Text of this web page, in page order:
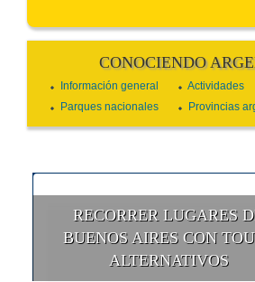
CONOCIENDO
Información general
Actividades
Parques nacionales
Provincias
RECORRER LUGARES
BUENOS AIRES CON
ALTERNATIVOS